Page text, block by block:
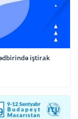
iştirak